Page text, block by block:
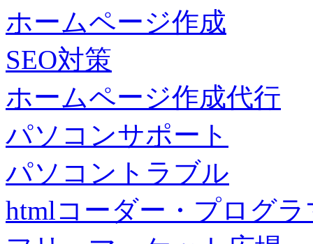
ホームページ作成
SEO対策
ホームページ作成代行
パソコンサポート
パソコントラブル
htmlコーダー・プログラ